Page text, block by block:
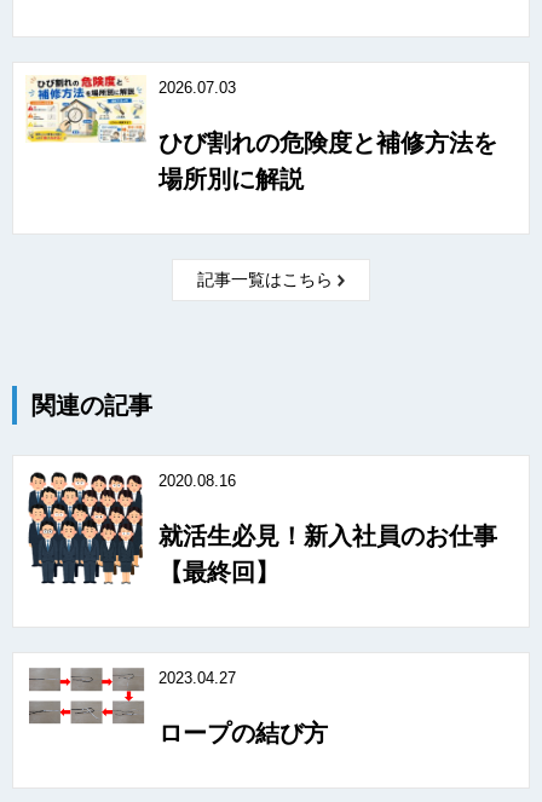
2026.07.03
ひび割れの危険度と補修方法を
場所別に解説
記事一覧はこちら
関連の記事
2020.08.16
就活生必見！新入社員のお仕事
【最終回】
2023.04.27
ロープの結び方